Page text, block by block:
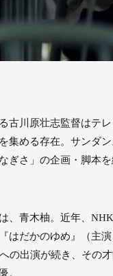
古川原壮志監督はテ
集める存在。サンダ
ぎさ」の企画・脚本を
、⻘⽊柚。近年、
はだかのゆめ』（主
の出演が続き、その
。